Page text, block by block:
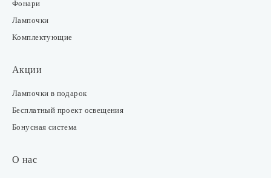
Фонари
Лампочки
Комплектующие
Акции
Лампочки в подарок
Бесплатный проект освещения
Бонусная система
О нас